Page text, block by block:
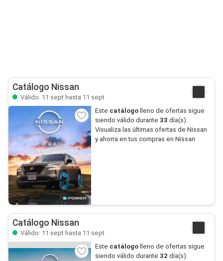
Catálogo Nissan
Válido: 11 sept hasta 11 sept
Este catálogo lleno de ofertas sigue
siendo válido durante 33 día(s).
Visualiza las últimas ofertas de Nissan
y ahorra en tus compras en Nissan.
Catálogo Nissan
Válido: 11 sept hasta 11 sept
Este catálogo lleno de ofertas sigue
siendo válido durante 32 día(s).